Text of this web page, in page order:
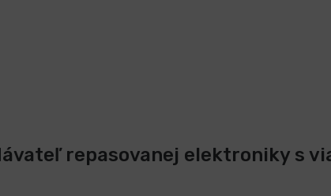
repasovanej elektroniky s